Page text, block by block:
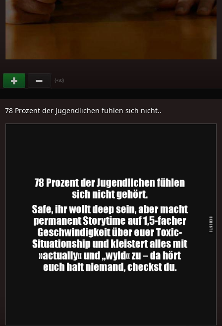
(+30)
78 Prozent der Jugendlichen fühlen sich nicht..